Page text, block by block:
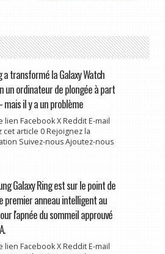
a transformé la Galaxy Watch
un ordinateur de plongée à part
il y a un problème
lien Facebook X Reddit E-mail
cet article 0 Rejoignez la
Suivez-nous Ajoutez-nous
Galaxy Ring est sur le point de
premier anneau intelligent au
l'apnée du sommeil approuvé
lien Facebook X Reddit E-mail